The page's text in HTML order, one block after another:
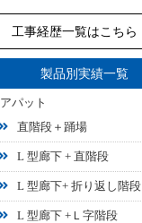
工事経歴一覧はこちら
製品別実績一覧
アパット
直階段＋踊場
L 型廊下 + 直階段
L 型廊下+ 折り返し階段
L 型廊下 +Ｌ字階段